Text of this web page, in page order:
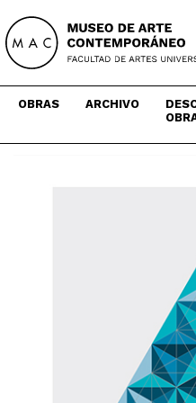
content
OBRAS ARCHIVO